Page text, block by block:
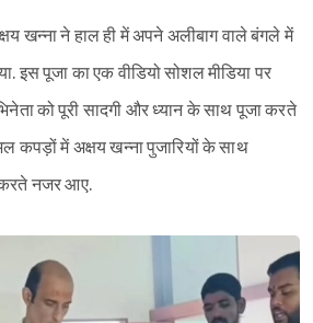
खन्ना ने हाल ही में अपने अलीबाग वाले बंगले में
इस पूजा का एक वीडियो सोशल मीडिया पर
को पूरी सादगी और ध्यान के साथ पूजा करते
कपड़ों में अक्षय खन्ना पुजारियों के साथ
करते नजर आए.